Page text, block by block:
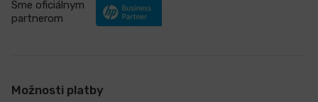
Sme oficiálnym
partnerom
Možnosti platby